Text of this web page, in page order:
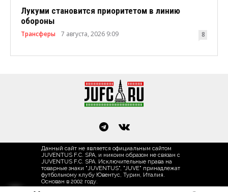
Лукуми становится приоритетом в линию
обороны
Трансферы 7 августа, 2026 9:09 8
Данный сайт не является официальным сайтом
JUVENTUS F.C. SPA, и никоим образом не связан с
JUVENTUS F.C. SPA. Исключительные права на
товарные знаки "JUVENTUS", "JUVE" принадлежат
футбольному клубу Ювентус, Турин, Италия.
Основан в 2002 году.